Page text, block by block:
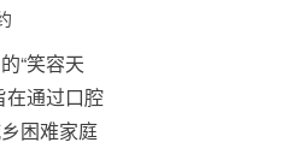
“笑容天
在通过口腔
困难家庭